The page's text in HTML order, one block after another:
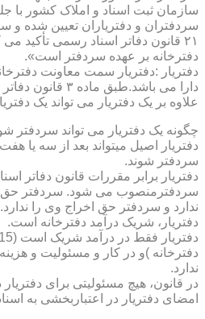
سازمان ثبت اسناد و املاک کشور با
سردفتران و دفتریاران تعیین شده و
۲۱ قانون دفاتر اسناد رسمی
دفترخانه بر عهده سردفتر است».
دفتریار :دفتریار سمت معاونت
دارا می باشد.طبق
علاوه بر یک دفتریار می تواند یک
چگونه یک دفتریار می تواند سردفتر
دفتریار اصیل میتواند بعد از سه یا
سردفتر شوند.
دفتریار برابر مقررات قانون دفاتر
سردفترمنصوب می شود. سردفتر حق
ندارد و سردفتر حق اخراج وی را ندارد.
دفتریار، شریک درآمد دفترخانه است.
دفترخانه )و در کار و مسئولیت و
ندارد.
در قانون، هیچ مسئولیتی برای
امضای دفتریار در اعتباربخشی به